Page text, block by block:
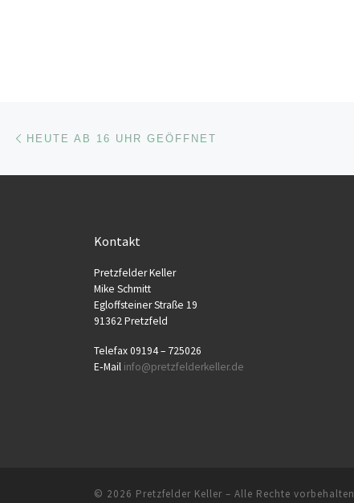
Beitragsnavigation
HEUTE AB 16 UHR GEÖFFNET
Kontakt
Pretz­fel­der Keller
Mike Schmitt
Egloff­stei­ner Stra­ße 19
91362 Pretzfeld
Tele­fax 09194 – 725026
E‑Mail info@​pretzfelderkeller.​de
© 2026 Pretzfelder Keller – Alle Rechte vorbehalten